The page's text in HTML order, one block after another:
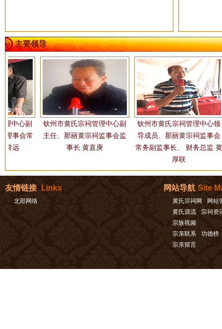
主要领导
心副
事会常
远
钦州市黄氏宗祠管理中心副
主任、那丽黄宗祠监事会监
事长 黄直庚
钦州市黄氏宗祠管理中心领
导成员、那丽黄宗祠监事会
常务副监事长、 财务总监 黄
厚联
友情链接 Links
北部网络
网站导航 Site
黄氏宗祠网
网站
黄氏源流
宗祠资
宗族视频
宗亲联系
功德榜
宗亲留言